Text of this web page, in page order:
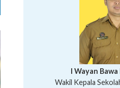
I Wayan
Wakil Kepala
I Wayan Gede
Ni Wayan Nopi